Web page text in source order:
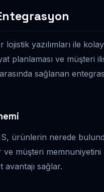
yazılımları ile
planlaması ve müşteri
sağlanan
ürünlerin nerede
müşteri memnuniyetini
sağlar.